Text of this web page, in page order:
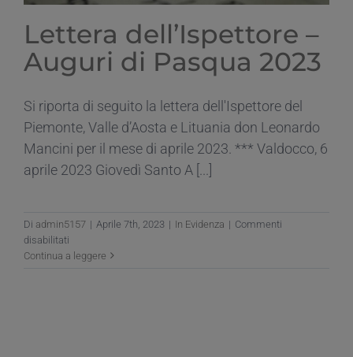
Lettera dell’Ispettore –
Auguri di Pasqua 2023
Si riporta di seguito la lettera dell'Ispettore del
Piemonte, Valle d’Aosta e Lituania don Leonardo
Mancini per il mese di aprile 2023. *** Valdocco, 6
aprile 2023 Giovedì Santo A [...]
Di admin5157 | Aprile 7th, 2023 | In Evidenza | Commenti
disabilitati
Lettera
Continua a leggere